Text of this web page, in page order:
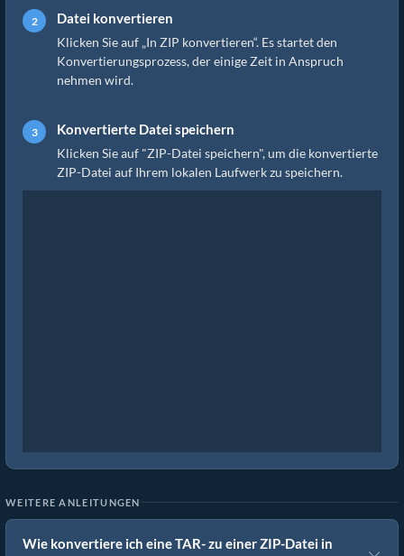
Datei konvertieren
Klicken Sie auf „In ZIP konvertieren“. Es startet den
Konvertierungsprozess, der einige Zeit in Anspruch
nehmen wird.
Konvertierte Datei speichern
Klicken Sie auf "ZIP-Datei speichern", um die konvertierte
ZIP-Datei auf Ihrem lokalen Laufwerk zu speichern.
WEITERE ANLEITUNGEN
Wie konvertiere ich eine TAR- zu einer ZIP-Datei in